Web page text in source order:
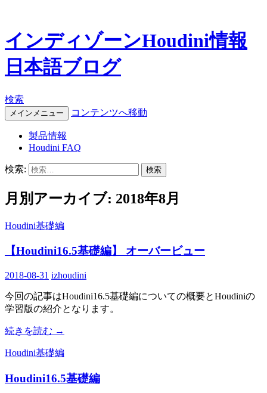
インディゾーンHoudini情報
日本語ブログ
検索
メインメニュー コンテンツへ移動
製品情報
Houdini FAQ
検索:
月別アーカイブ: 2018年8月
Houdini基礎編
【Houdini16.5基礎編】 オーバービュー
2018-08-31 izhoudini
今回の記事はHoudini16.5基礎編についての概要とHoudiniの
学習版の紹介となります。
続きを読む →
Houdini基礎編
Houdini16.5基礎編